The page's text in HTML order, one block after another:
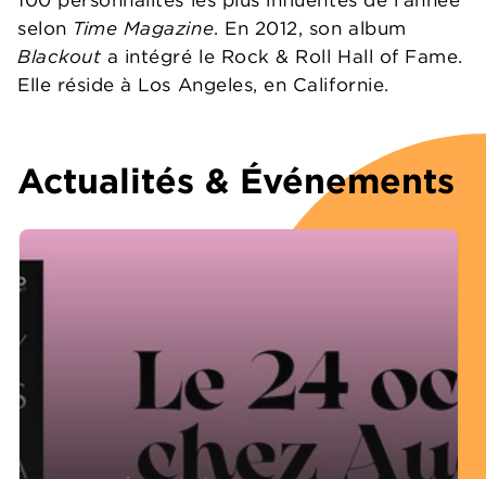
selon Time Magazine. En 2012, son album
Blackout a intégré le Rock & Roll Hall of Fame.
Elle réside à Los Angeles, en Californie.
Actualités & Événements